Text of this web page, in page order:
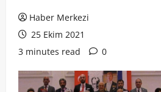
Haber Merkezi
25 Ekim 2021
3 minutes read
0